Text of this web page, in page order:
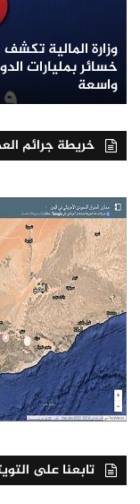
خسائر بمليارات
واسعة
خريطة جرائم
تابعنا على